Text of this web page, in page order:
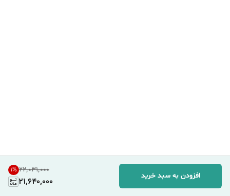
۲۲٬۰۳۱٬۰۰۰ 1%
21,640,000
افزودن به سبد خرید